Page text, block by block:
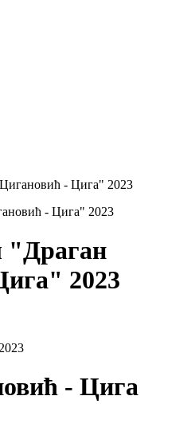
- Цига" 2023
"Драган
2023
- Цига